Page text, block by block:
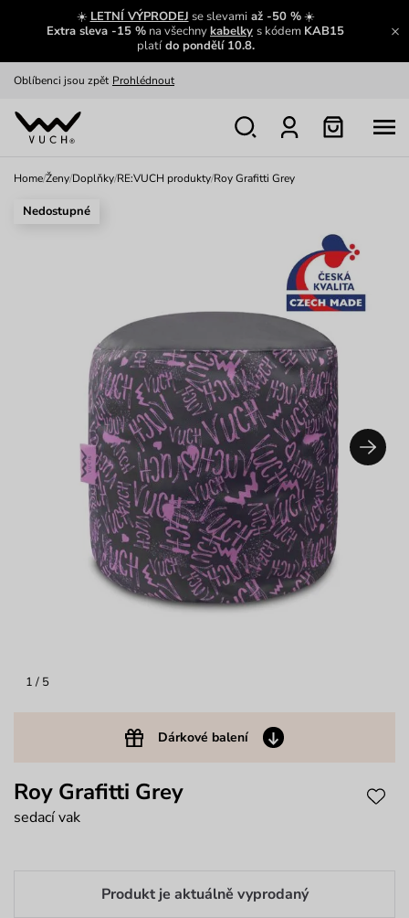
☀️ LETNÍ VÝPRODEJ se slevamiaž -50 %☀️
Extra sleva -15 % na všechnykabelky s kódem KAB15
platído pondělí 10.8.
Zajímavosti ze světa Vuch:
Zobrazit
Oblíbenci jsou zpět Prohlédnout
Nech se inspirovat
Home/Ženy/Doplňky/RE:VUCH produkty/Roy Grafitti Grey
1 / 5
Dárkové balení
Nedostupné
Roy Grafitti Grey
sedací vak
Produkt je aktuálně vyprodaný